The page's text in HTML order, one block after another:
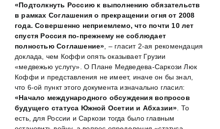
«Подтолкнуть Россию к выполнению обязательств
в рамках Соглашения о прекращении огня от 2008
года. Совершенно неприемлемо, что почти 10 лет
спустя Россия по-прежнему не соблюдает
полностью Соглашение» , – гласит 2-ая рекомендация
доклада, чем Коффи опять оказывает Грузии
«медвежью услугу». О Плане Медведева-Саркози Люк
Коффи и представления не имеет, иначе он бы знал,
что 6-ой пункт этого документа изначально гласил:
«Начало международного обсуждения вопросов
будущего статуса Южной Осетии и Абхазии» . То
есть, для России и Саркози тогда было главным